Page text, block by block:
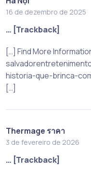
16 de dezembro de 2025
… [Trackback]
[…] Find More
historia-que-brinca-
[…]
Thermage ราคา
3 de fevereiro de 2026
… [Trackback]